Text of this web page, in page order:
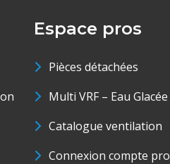
Espace pros
Pièces détachées
Multi VRF – Eau Glacée
Catalogue ventilation
Connexion compte pro